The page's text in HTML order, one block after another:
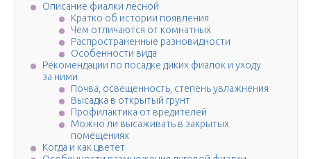
Описание фиалки лесной
Кратко об истории появления
Чем отличаются от комнатных
Распространенные разновидности
Особенности вида
Рекомендации по посадке диких фиалок и уходу
за ними
Почва, освещенность, степень увлажнения
Высадка в открытый грунт
Профилактика от вредителей
Можно ли высаживать в закрытых
помещениях
Когда и как цветет